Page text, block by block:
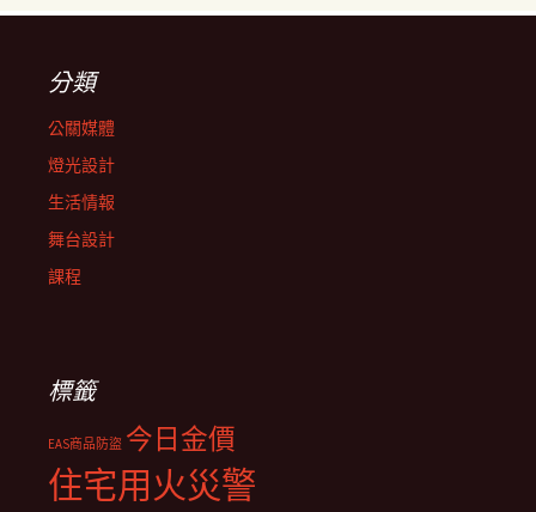
分類
公關媒體
燈光設計
生活情報
舞台設計
課程
標籤
EAS商品防盜 今日金價
住宅用火災警